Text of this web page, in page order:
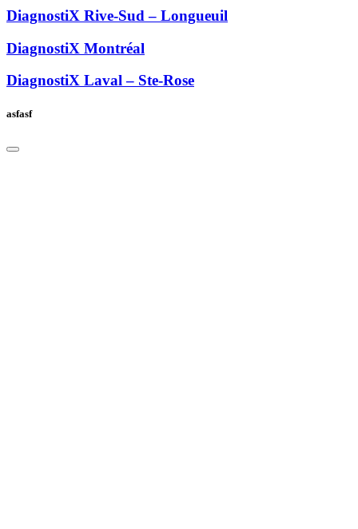
DiagnostiX Rive-Sud – Longueuil
DiagnostiX Montréal
DiagnostiX Laval – Ste-Rose
asfasf